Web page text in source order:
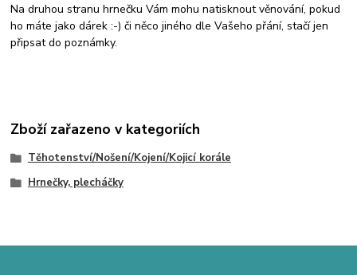
Na druhou stranu hrnečku Vám mohu natisknout věnování, pokud
ho máte jako dárek :-) či něco jiného dle Vašeho přání, stačí jen
připsat do poznámky.
Zboží zařazeno v kategoriích
Těhotenství/Nošení/Kojení/Kojicí korále
Hrnečky, plecháčky